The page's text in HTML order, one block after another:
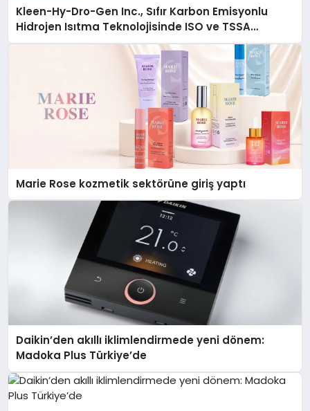
Kleen-Hy-Dro-Gen Inc., Sıfır Karbon Emisyonlu
Hidrojen Isıtma Teknolojisinde ISO ve TSSA
Düzenleyici Onaylarını Aldı
Marie Rose kozmetik sektörüne giriş yaptı
Daikin’den akıllı iklimlendirmede yeni dönem:
Madoka Plus Türkiye’de